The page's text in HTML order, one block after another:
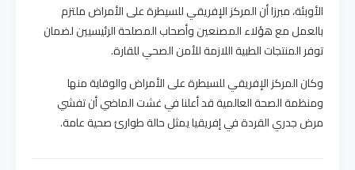
الأوبئة، مبرزا أن المركز الإفريقي للسيطرة على الأمراض ملتزم
بالعمل مع هؤلاء المصنعين وأصحاب المصلحة الرئيسيين لضمان
توفر المنتجات الطبية اللازمة للأمن الصحي للقارة.
وكان المركز الإفريقي للسيطرة على الأمراض والوقاية منها
ومنظمة الصحة العالمية قد أعلنا في غشت الماضي أن تفشي
مرض جدري القردة في إفريقيا يمثل حالة طوارئ صحية عامة.